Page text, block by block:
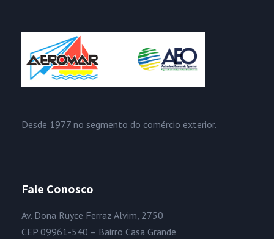
Desde 1977 no segmento do comércio exterior.
Fale Conosco
Av. Dona Ruyce Ferraz Alvim, 2750
CEP 09961-540 – Bairro Casa Grande